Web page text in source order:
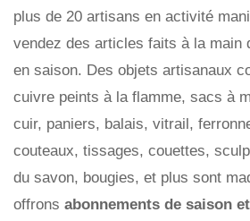
plus de 20 artisans en activité
vendez des articles faits à la main
en saison. Des objets artisanaux
cuivre peints à la flamme, sacs à
cuir, paniers, balais, vitrail,
couteaux, tissages, couettes,
du savon, bougies, et plus sont
offrons abonnements de saison